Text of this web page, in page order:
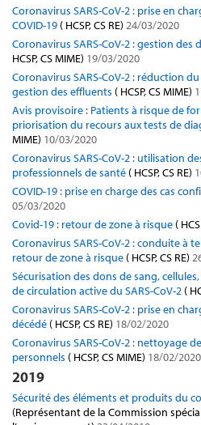
Coronavirus SARS-CoV-2 : prise en
COVID-19 ( HCSP, CS RE) 24/03/2020
Coronavirus SARS-CoV-2 : gestion des
HCSP, CS MIME) 19/03/2020
Coronavirus SARS-CoV-2 : réduction
gestion des effluents ( HCSP, CS MIME)
Avis provisoire : Patients à risque de
priorisation du recours aux tests de
MIME) 10/03/2020
Coronavirus SARS-CoV-2 : utilisation
professionnels de santé ( HCSP, CS RE)
COVID-19 : prise en charge des cas
05/03/2020
Covid-19 : retour de zone à risque (
Coronavirus SARS-CoV-2 : conduite à
retour de zone à risque ( HCSP, CS RE)
Sécurisation des dons de sang,
de circulation active du SARS-CoV-2 (
Coronavirus SARS-CoV-2 : prise en
décédé ( HCSP, CS RE) 18/02/2020
Coronavirus SARS-CoV-2 : nettoyage
personnels ( HCSP, CS MIME) 18/02/2020
2019
Sécurité des éléments et produits du
(Représentant de la Commission